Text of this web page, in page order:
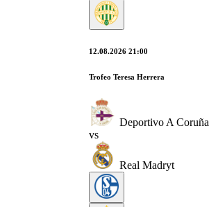
12.08.2026 21:00
Trofeo Teresa Herrera
Deportivo A Coruña
vs
Real Madryt